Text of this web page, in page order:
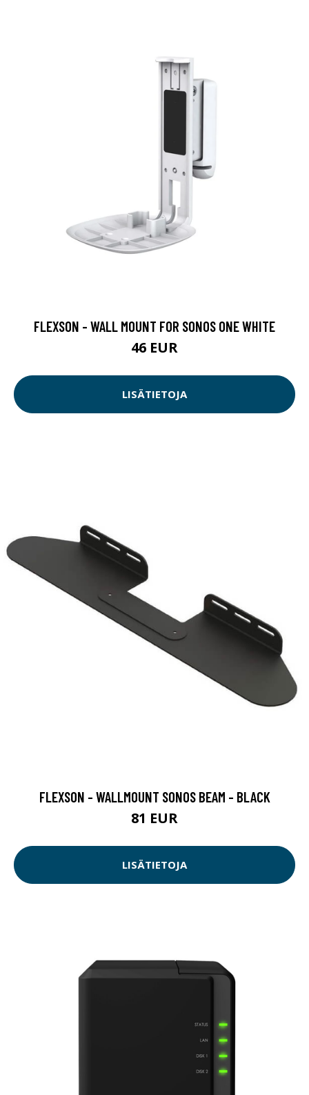
FLEXSON - WALL MOUNT FOR SONOS ONE WHITE
46 EUR
LISÄTIETOJA
FLEXSON - WALLMOUNT SONOS BEAM - BLACK
81 EUR
LISÄTIETOJA